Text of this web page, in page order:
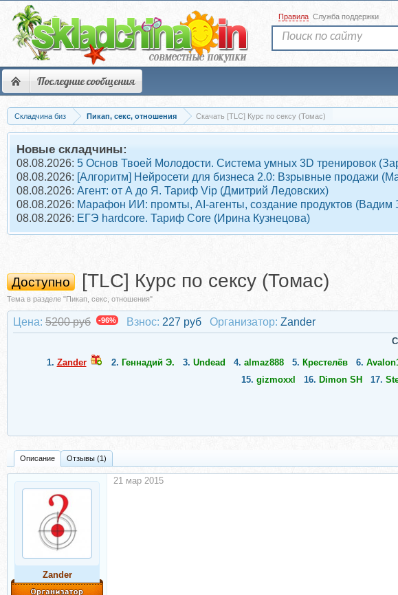
Последние сообщения
Правила Служба поддержки
Складчина биз Пикап, секс, отношения Скачать [TLC] Курс по сексу (Томас)
Новые складчины:
08.08.2026: 5 Основ Твоей Молодости. Система умных 3D тренировок
08.08.2026: [Алгоритм] Нейросети для бизнеса 2.0: Взрывные продажи
08.08.2026: Агент: от А до Я. Тариф Vip (Дмитрий Ледовских)
08.08.2026: Марафон ИИ: промты, AI-агенты, создание продуктов (Вадим
08.08.2026: ЕГЭ hardcore. Тариф Core (Ирина Кузнецова)
Доступно [TLC] Курс по сексу (Томас)
Тема в разделе "Пикап, секс, отношения"
Цена: 5200 руб -96% Взнос: 227 руб Организатор: Zander
1. Zander 2. Геннадий Э. 3. Undead 4. almaz888 5. Крестелёв 6.
15. gizmoxxl 16. Dimon SH 17.
Описание Отзывы (1)
Zander
21 мар 2015